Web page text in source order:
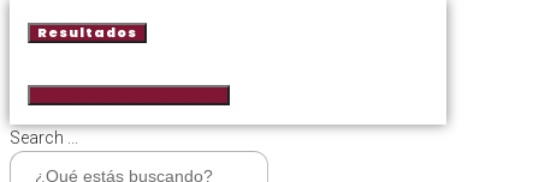
Resultados
Search ...